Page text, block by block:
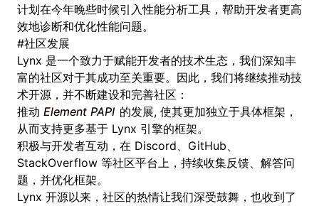
计划在今年晚些时候引入性能分析工具，帮助开发者更高
效地诊断和优化性能问题。
#社区发展
Lynx 是一个致力于赋能开发者的技术生态，我们深知丰
富的社区对于其成功至关重要。因此，我们将继续推动技
术开源，并不断建设和完善社区：
推动 Element PAPI 的发展, 使其更加独立于具体框架，
从而支持更多基于 Lynx 引擎的框架。
积极与开发者互动，在 Discord、GitHub、
StackOverflow 等社区平台上，持续收集反馈、解答问
题，并优化框架。
Lynx 开源以来，社区的热情让我们深受鼓舞，也收到了